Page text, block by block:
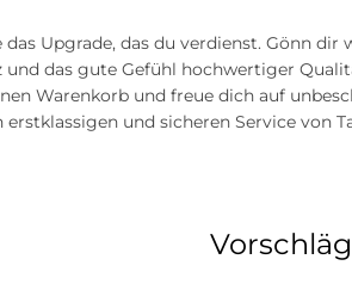
Upgrade, das du verdienst. Gönn dir
das gute Gefühl hochwertiger
Warenkorb und freue dich auf
und sicheren Service von
Mode für Menschen